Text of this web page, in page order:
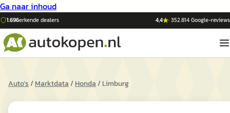
Ga naar inhoud
1.696erkende dealers 4,4 ·352.814Google-reviews
Auto's/Marktdata/Honda/Limburg